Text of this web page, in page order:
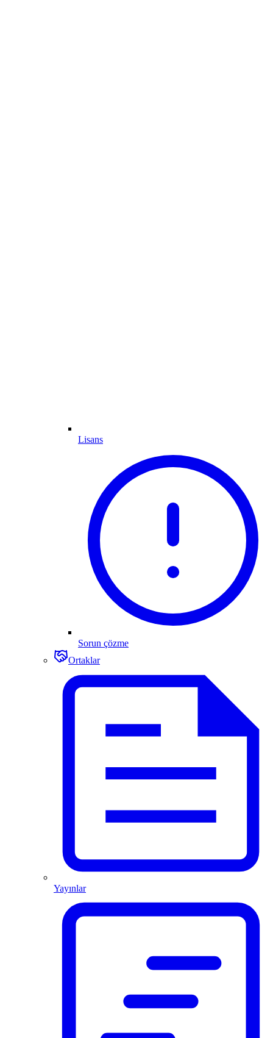
Lisans
Sorun çözme
Ortaklar
Yayınlar